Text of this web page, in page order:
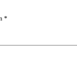
*